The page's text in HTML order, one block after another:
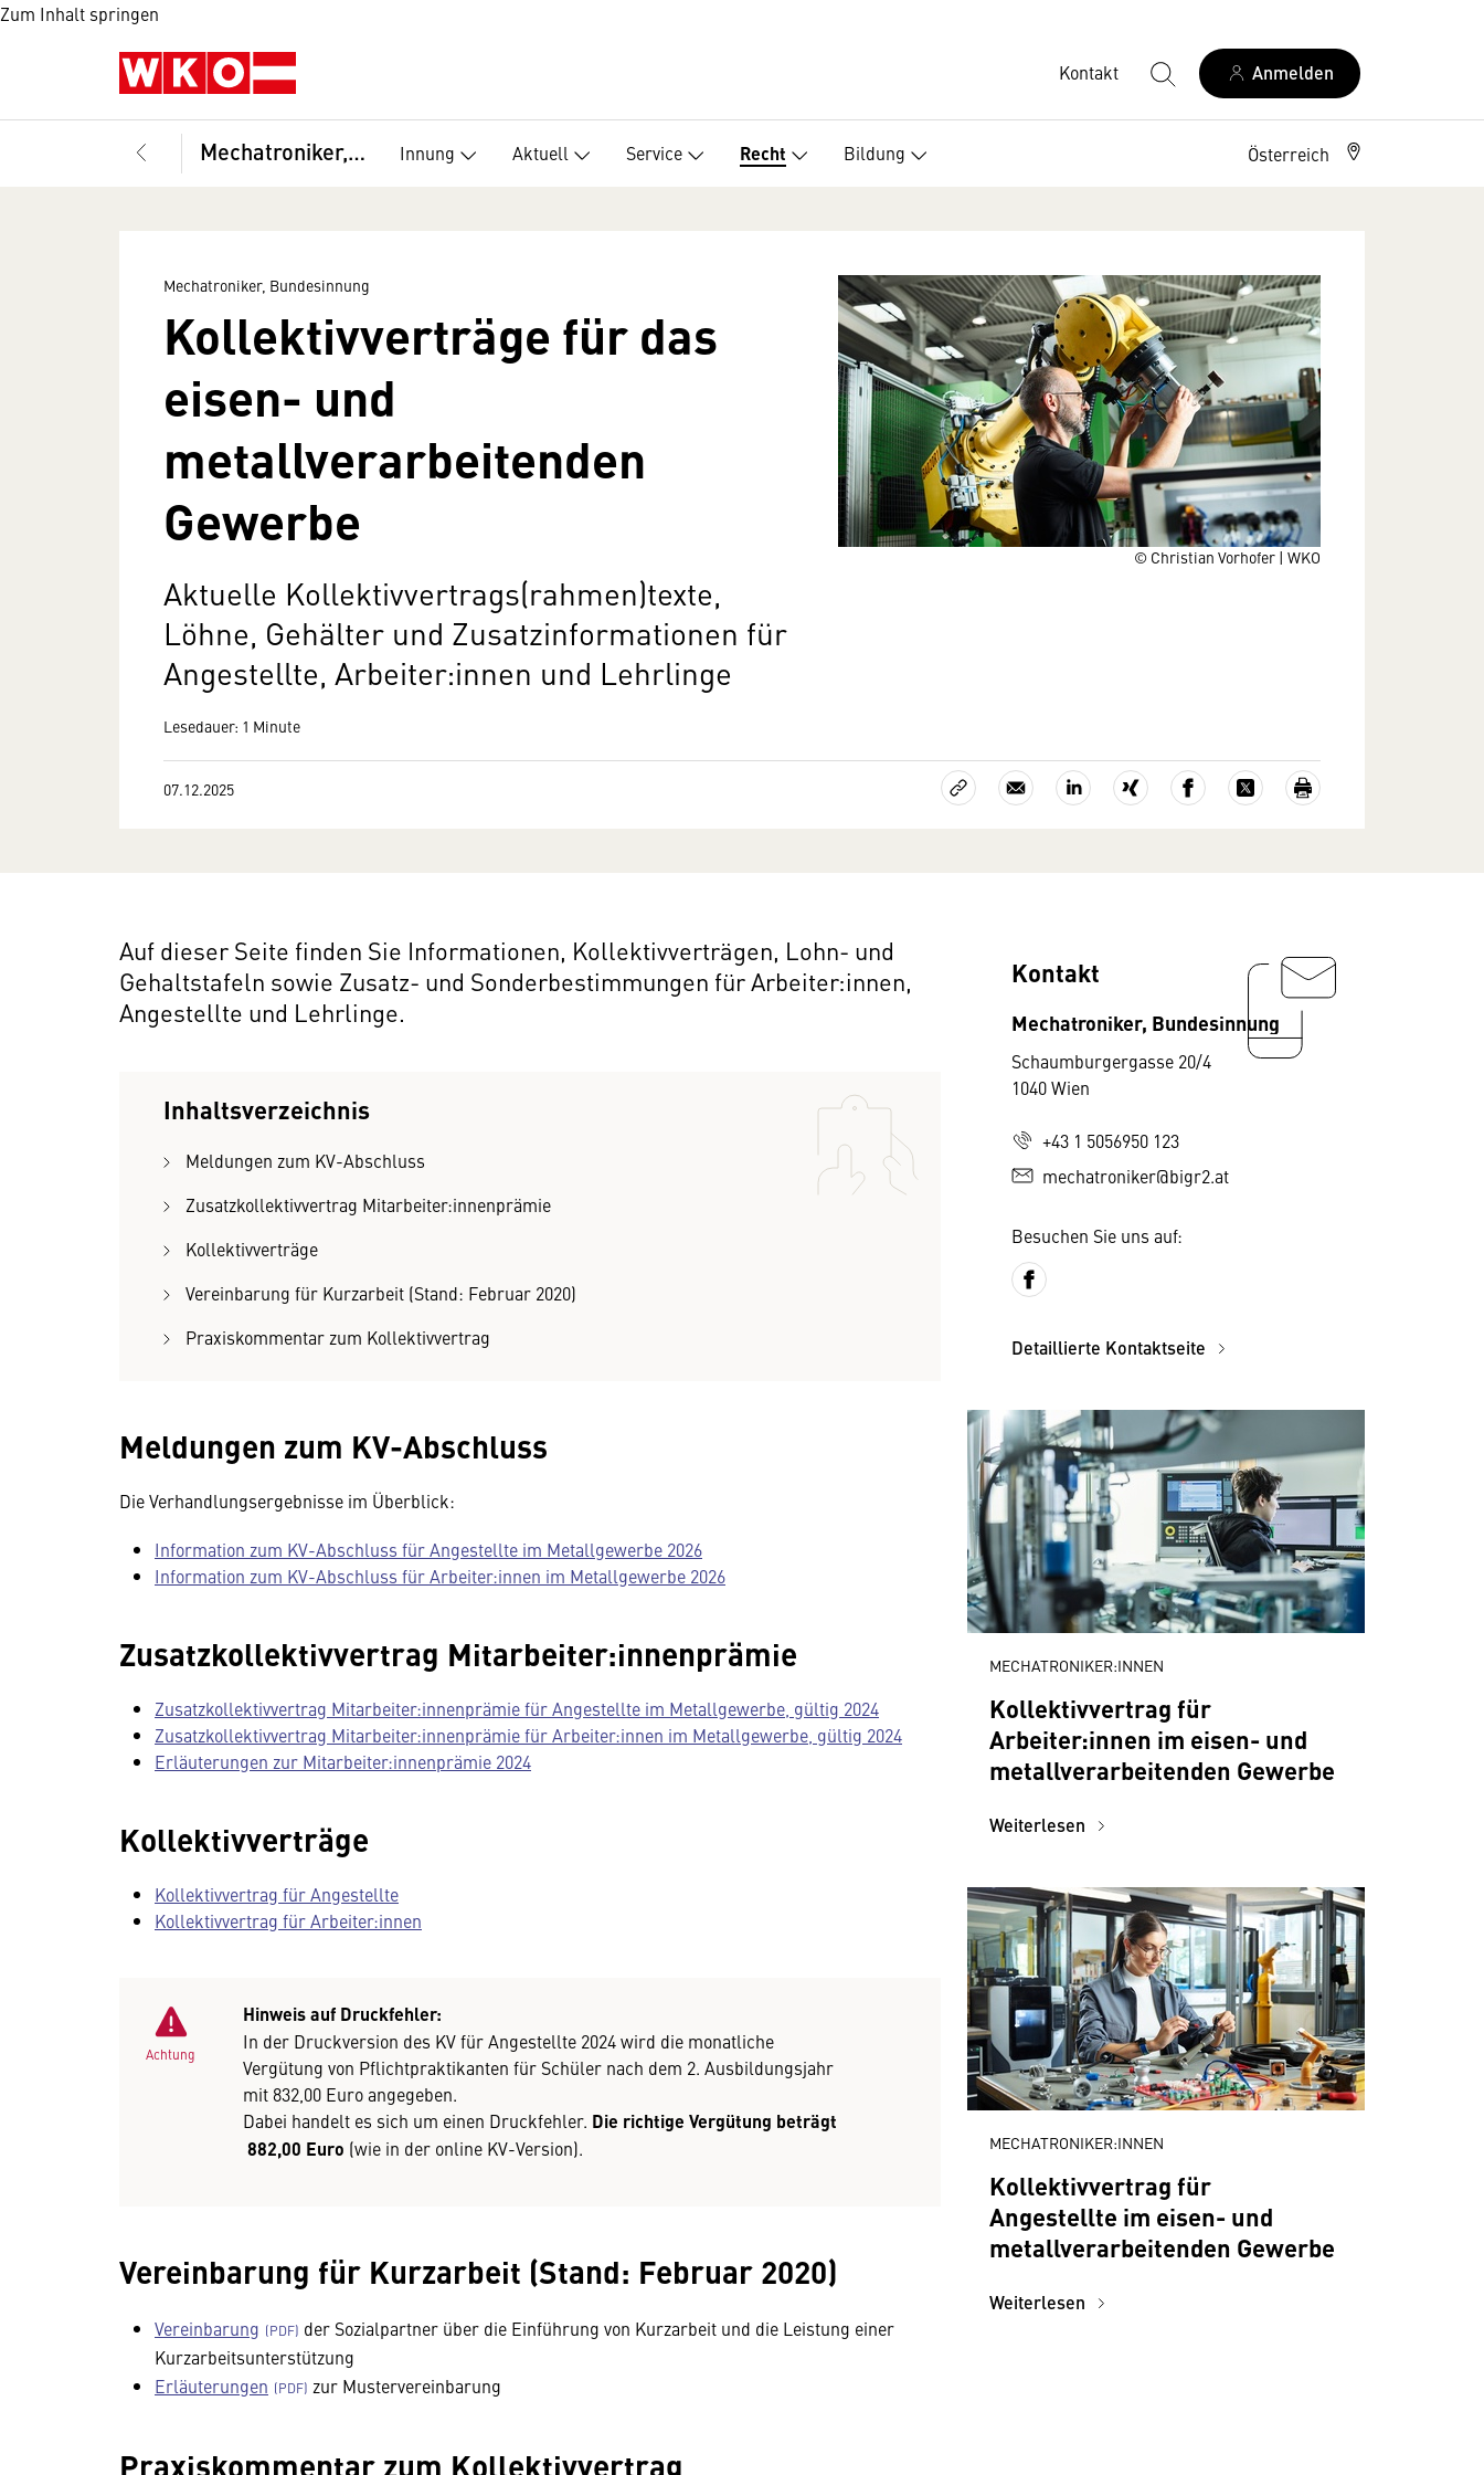
Zum Inhalt springen
Kontakt Anmelden
Mechatroniker, Bundesinnung Innung Aktuell Service Recht Bildung Österreich
© Christian Vorhofer | WKO
Mechatroniker, Bundesinnung
Kollektivverträge für das
eisen- und
metallverarbeitenden
Gewerbe
Aktuelle Kollektivvertrags(rahmen)texte,
Löhne, Gehälter und Zusatzinformationen für
Angestellte, Arbeiter:innen und Lehrlinge
Lesedauer: 1 Minute
07.12.2025
Auf dieser Seite finden Sie Informationen, Kollektivverträgen, Lohn- und
Gehaltstafeln sowie Zusatz- und Sonderbestimmungen für Arbeiter:innen,
Angestellte und Lehrlinge.
Inhaltsverzeichnis
Meldungen zum KV-Abschluss
Zusatzkollektivvertrag Mitarbeiter:innenprämie
Kollektivverträge
Vereinbarung für Kurzarbeit (Stand: Februar 2020)
Praxiskommentar zum Kollektivvertrag
Meldungen zum KV-Abschluss
Die Verhandlungsergebnisse im Überblick:
Information zum KV-Abschluss für Angestellte im Metallgewerbe 2026
Information zum KV-Abschluss für Arbeiter:innen im Metallgewerbe 2026
Zusatzkollektivvertrag Mitarbeiter:innenprämie
Zusatzkollektivvertrag Mitarbeiter:innenprämie für Angestellte im Metallgewerbe, gültig 2024
Zusatzkollektivvertrag Mitarbeiter:innenprämie für Arbeiter:innen im Metallgewerbe, gültig 2024
Erläuterungen zur Mitarbeiter:innenprämie 2024
Kollektivverträge
Kollektivvertrag für Angestellte
Kollektivvertrag für Arbeiter:innen
Achtung
Hinweis auf Druckfehler:
In der Druckversion des KV für Angestellte 2024 wird die monatliche
Vergütung von Pflichtpraktikanten für Schüler nach dem 2. Ausbildungsjahr
mit 832,00 Euro angegeben.
Dabei handelt es sich um einen Druckfehler. Die richtige Vergütung beträgt
882,00 Euro (wie in der online KV-Version).
Vereinbarung für Kurzarbeit (Stand: Februar 2020)
Vereinbarung
der Sozialpartner über die Einführung von Kurzarbeit und die Leistung einer
Kurzarbeitsunterstützung
Erläuterungen
zur Mustervereinbarung
Praxiskommentar zum Kollektivvertrag
Kontakt
Mechatroniker, Bundesinnung
Schaumburgergasse 20/4
1040 Wien
+43 1 5056950 123
mechatroniker@bigr2.at
Besuchen Sie uns auf:
Detaillierte Kontaktseite
MECHATRONIKER:INNEN
Kollektivvertrag für
Arbeiter:innen im eisen- und
metallverarbeitenden Gewerbe
Weiterlesen
MECHATRONIKER:INNEN
Kollektivvertrag für
Angestellte im eisen- und
metallverarbeitenden Gewerbe
Weiterlesen